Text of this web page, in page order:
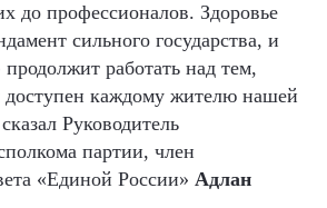
до профессионалов. Здоровье
сильного государства, и
работать над тем,
каждому жителю нашей
Руководитель
партии, член
«Единой России» Адлан